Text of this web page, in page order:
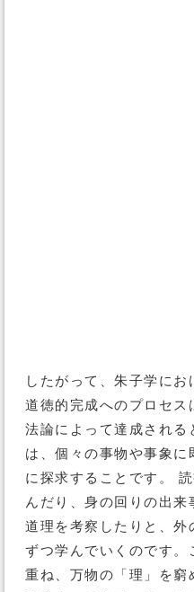
したがって、朱子学に
道徳的完成へのプロセス
法論によって達成される
は、個々の事物や事象に
に探求することです。
んだり、身の回りの出
道理を考察したりと、外
ずつ学んでいくのです。
重ね、万物の「理」を窮